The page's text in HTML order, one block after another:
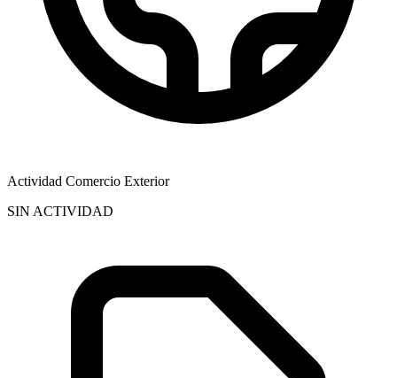
Actividad Comercio Exterior
SIN ACTIVIDAD